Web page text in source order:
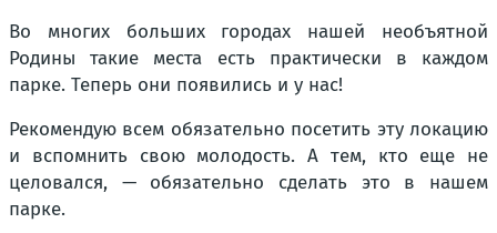
Во многих больших городах нашей необъятной
Родины такие места есть практически в каждом
парке. Теперь они появились и у нас!
Рекомендую всем обязательно посетить эту локацию
и вспомнить свою молодость. А тем, кто еще не
целовался, — обязательно сделать это в нашем
парке.